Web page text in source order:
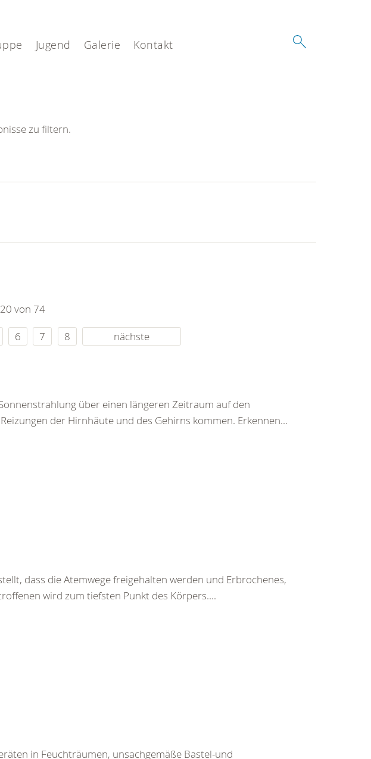
Jugend Galerie Kontakt
zu filtern.
von 74
6 7 8 nächste
über einen längeren Zeitraum auf den
der Hirnhäute und des Gehirns kommen. Erkennen...
dass die Atemwege freigehalten werden und Erbrochenes,
wird zum tiefsten Punkt des Körpers....
in Feuchträumen, unsachgemäße Bastel-und